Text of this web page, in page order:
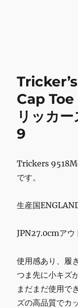
Cap Toe
リッカ
9
Trickers
です。
生産国
JPN27.0cmア
使用感あり、履
つま先に小キズ
まだまだ使用で
ズの高品質でカ